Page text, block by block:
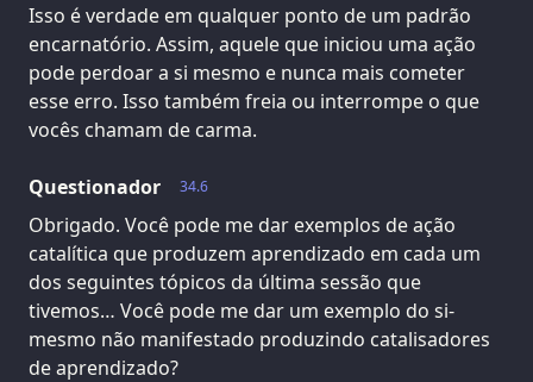
Isso é verdade em qualquer ponto de um padrão
encarnatório. Assim, aquele que iniciou uma ação
pode perdoar a si mesmo e nunca mais cometer
esse erro. Isso também freia ou interrompe o que
vocês chamam de carma.
34.6
Questionador
Obrigado. Você pode me dar exemplos de ação
catalítica que produzem aprendizado em cada um
dos seguintes tópicos da última sessão que
tivemos… Você pode me dar um exemplo do si-
mesmo não manifestado produzindo catalisadores
de aprendizado?